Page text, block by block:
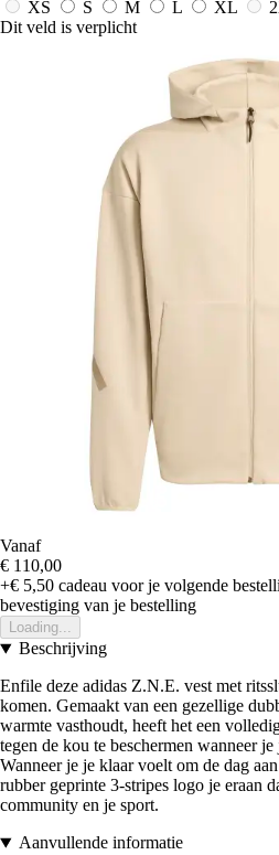
XS S M L XL
Dit veld is verplicht
Vanaf
€ 110,00
+€ 5,50 cadeau voor je volgende
bevestiging van je bestelling
Loading...
Beschrijving
Enfile deze adidas Z.N.E. vest met
komen. Gemaakt van een gezellige
warmte vasthoudt, heeft het een
tegen de kou te beschermen wanneer
Wanneer je je klaar voelt om de dag
rubber geprinte 3-stripes logo je eraan
community en je sport.
Aanvullende informatie